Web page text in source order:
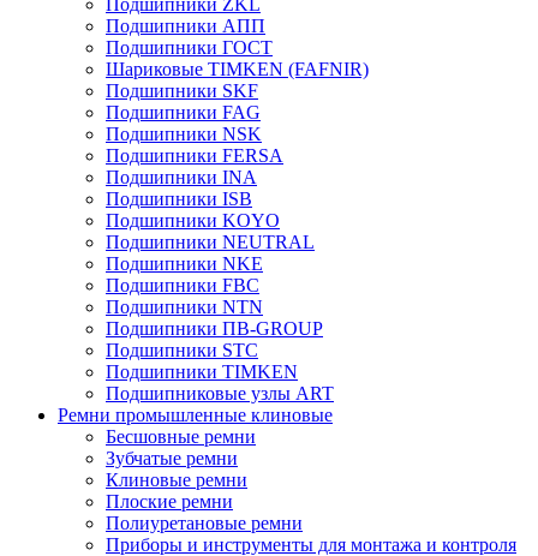
Подшипники ZKL
Подшипники АПП
Подшипники ГОСТ
Шариковые ТІMKEN (FAFNIR)
Подшипники SKF
Подшипники FAG
Подшипники NSK
Подшипники FERSA
Подшипники INA
Подшипники ISB
Подшипники KOYO
Подшипники NEUTRAL
Подшипники NKE
Подшипники FBC
Подшипники NTN
Подшипники ПВ-GROUP
Подшипники STC
Подшипники TIMKEN
Подшипниковые узлы ART
Ремни промышленные клиновые
Бесшовные ремни
Зубчатые ремни
Клиновые ремни
Плоские ремни
Полиуретановые ремни
Приборы и инструменты для монтажа и контроля